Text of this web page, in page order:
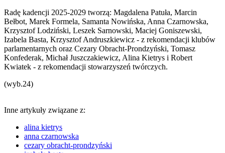
Radę kadencji 2025-2029 tworzą: Magdalena Patuła, Marcin
Bełbot, Marek Formela, Samanta Nowińska, Anna Czarnowska,
Krzysztof Lodziński, Leszek Sarnowski, Maciej Goniszewski,
Izabela Basta, Krzysztof Andruszkiewicz - z rekomendacji klubów
parlamentarnych oraz Cezary Obracht-Prondzyński, Tomasz
Konfederak, Michał Juszczakiewicz, Alina Kietrys i Robert
Kwiatek - z rekomendacji stowarzyszeń twórczych.
(wyb.24)
Inne artykuły związane z:
alina kietrys
anna czarnowska
cezary obracht-prondzyński